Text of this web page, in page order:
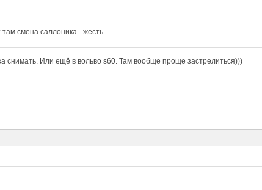
там смена саллоника - жесть.
снимать. Или ещё в вольво s60. Там вообще проще застрелиться)))